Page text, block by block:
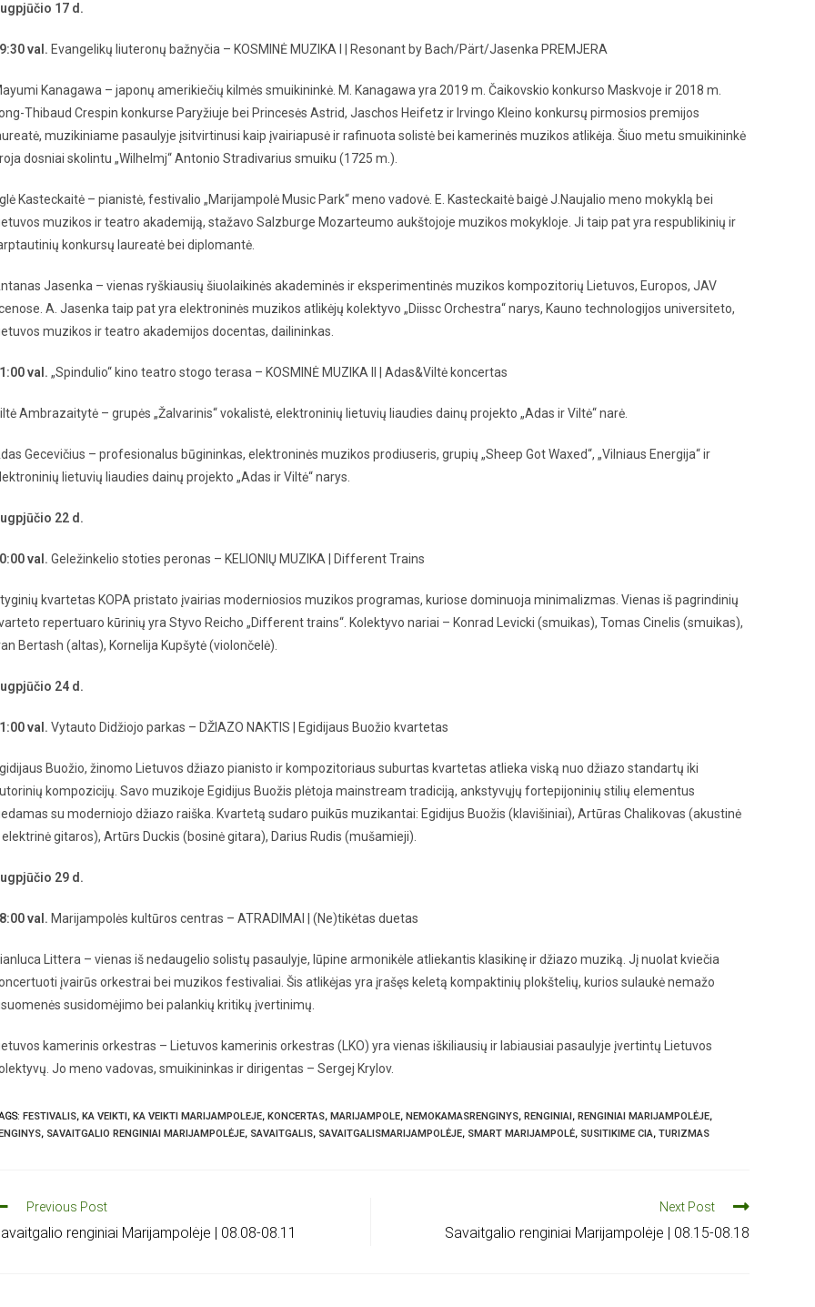
17 d.
val. Evangelikų liuteronų bažnyčia – KOSMINĖ MUZIKA I | Resonant by Bach/Pärt/Jasenka PREMJERA
Kanagawa – japonų amerikiečių kilmės smuikininkė. M. Kanagawa yra 2019 m. Čaikovskio konkurso Maskvoje ir 2018 m.
Thibaud Crespin konkurse Paryžiuje bei Princesės Astrid, Jaschos Heifetz ir Irvingo Kleino konkursų pirmosios premijos
muzikiniame pasaulyje įsitvirtinusi kaip įvairiapusė ir rafinuota solistė bei kamerinės muzikos atlikėja. Šiuo metu smuikininkė
dosniai skolintu „Wilhelmj“ Antonio Stradivarius smuiku (1725 m.).
Kasteckaitė – pianistė, festivalio „Marijampolė Music Park“ meno vadovė. E. Kasteckaitė baigė J.Naujalio meno mokyklą bei
muzikos ir teatro akademiją, stažavo Salzburge Mozarteumo aukštojoje muzikos mokykloje. Ji taip pat yra respublikinių ir
konkursų laureatė bei diplomantė.
Jasenka – vienas ryškiausių šiuolaikinės akademinės ir eksperimentinės muzikos kompozitorių Lietuvos, Europos, JAV
A. Jasenka taip pat yra elektroninės muzikos atlikėjų kolektyvo „Diissc Orchestra“ narys, Kauno technologijos universiteto,
muzikos ir teatro akademijos docentas, dailininkas.
val. „Spindulio“ kino teatro stogo terasa – KOSMINĖ MUZIKA II | Adas&Viltė koncertas
Ambrazaitytė – grupės „Žalvarinis“ vokalistė, elektroninių lietuvių liaudies dainų projekto „Adas ir Viltė“ narė.
Gecevičius – profesionalus būgininkas, elektroninės muzikos prodiuseris, grupių „Sheep Got Waxed“, „Vilniaus Energija“ ir
lietuvių liaudies dainų projekto „Adas ir Viltė“ narys.
22 d.
val. Geležinkelio stoties peronas – KELIONIŲ MUZIKA | Different Trains
kvartetas KOPA pristato įvairias moderniosios muzikos programas, kuriose dominuoja minimalizmas. Vienas iš pagrindinių
repertuaro kūrinių yra Styvo Reicho „Different trains“. Kolektyvo nariai – Konrad Levicki (smuikas), Tomas Cinelis (smuikas),
Bertash (altas), Kornelija Kupšytė (violončelė).
24 d.
val. Vytauto Didžiojo parkas – DŽIAZO NAKTIS | Egidijaus Buožio kvartetas
Buožio, žinomo Lietuvos džiazo pianisto ir kompozitoriaus suburtas kvartetas atlieka viską nuo džiazo standartų iki
kompozicijų. Savo muzikoje Egidijus Buožis plėtoja mainstream tradiciją, ankstyvųjų fortepijoninių stilių elementus
su moderniojo džiazo raiška. Kvartetą sudaro puikūs muzikantai: Egidijus Buožis (klavišiniai), Artūras Chalikovas (akustinė
elektrinė gitaros), Artūrs Duckis (bosinė gitara), Darius Rudis (mušamieji).
29 d.
val. Marijampolės kultūros centras – ATRADIMAI | (Ne)tikėtas duetas
Littera – vienas iš nedaugelio solistų pasaulyje, lūpine armonikėle atliekantis klasikinę ir džiazo muziką. Jį nuolat kviečia
įvairūs orkestrai bei muzikos festivaliai. Šis atlikėjas yra įrašęs keletą kompaktinių plokštelių, kurios sulaukė nemažo
susidomėjimo bei palankių kritikų įvertinimų.
kamerinis orkestras – Lietuvos kamerinis orkestras (LKO) yra vienas iškiliausių ir labiausiai pasaulyje įvertintų Lietuvos
Jo meno vadovas, smuikininkas ir dirigentas – Sergej Krylov.
: FESTIVALIS, KA VEIKTI, KA VEIKTI MARIJAMPOLEJE, KONCERTAS, MARIJAMPOLE, NEMOKAMASRENGINYS, RENGINIAI, RENGINIAI MARIJAMPOLĖJE,
, SAVAITGALIO RENGINIAI MARIJAMPOLĖJE, SAVAITGALIS, SAVAITGALISMARIJAMPOLĖJE, SMART MARIJAMPOLĖ, SUSITIKIME CIA, TURIZMAS
Previous Post
renginiai Marijampolėje | 08.08-08.11
Next Post
Savaitgalio renginiai Marijampolėje | 08.15-08.18